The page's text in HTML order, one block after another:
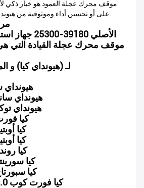
موقف محرك عجلة العمود هو خيار
على أو تحسين أداء وموثوقية من هيونداي،كياأو مركبة متوافقة.
موقف محرك عجلة القيادة التي هي
لـ (هيونداي كيا) و
2006-2014
2013-2014
2011-2013
2010-2013 كيا
2011-2014 كيا
2006-2014 كيا
2007-2010 كيا
2011-2014 كيا
2011-2014 كيا
2010-2013 كيا فورت كوب 2.0 2.4